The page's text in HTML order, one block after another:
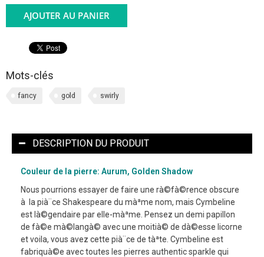
AJOUTER AU PANIER
Mots-clés
fancy gold swirly
DESCRIPTION DU PRODUIT
Couleur de la pierre: Aurum, Golden Shadow
Nous pourrions essayer de faire une rà©fà©rence obscure
à la pià¨ce Shakespeare du màªme nom, mais Cymbeline
est là©gendaire par elle-màªme. Pensez un demi papillon
de fà©e mà©langà© avec une moitià© de dà©esse licorne
et voila, vous avez cette pià¨ce de tàªte. Cymbeline est
fabriquà©e avec toutes les pierres authentic sparkle qui